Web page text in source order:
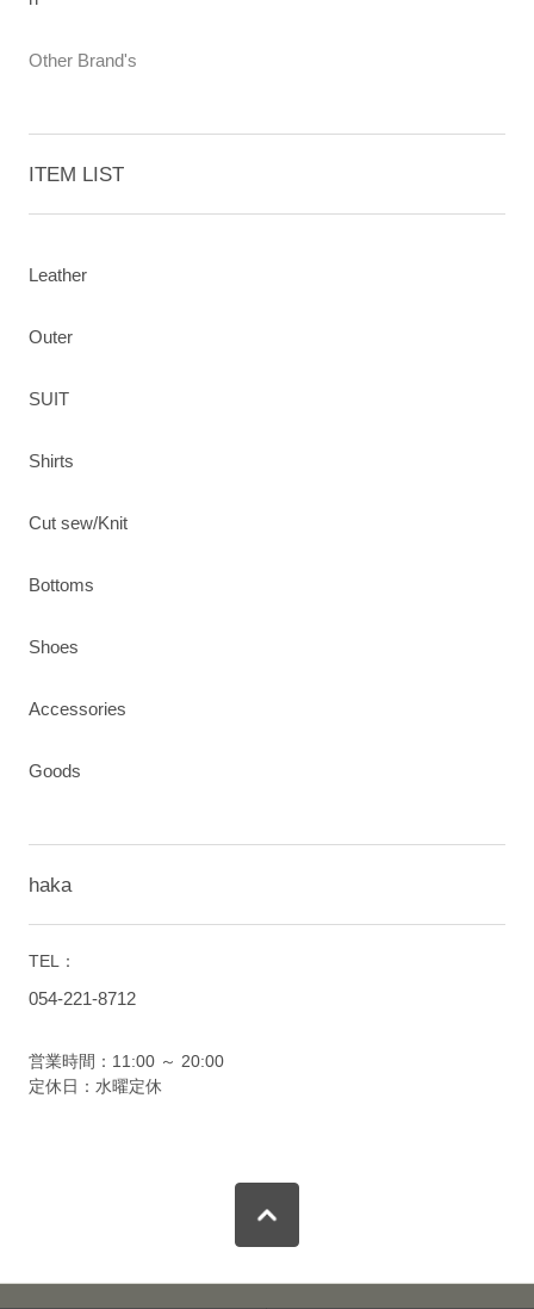
Other Brand's
ITEM LIST
Leather
Outer
SUIT
Shirts
Cut sew/Knit
Bottoms
Shoes
Accessories
Goods
haka
TEL：
054-221-8712
営業時間：11:00 ～ 20:00
定休日：水曜定休